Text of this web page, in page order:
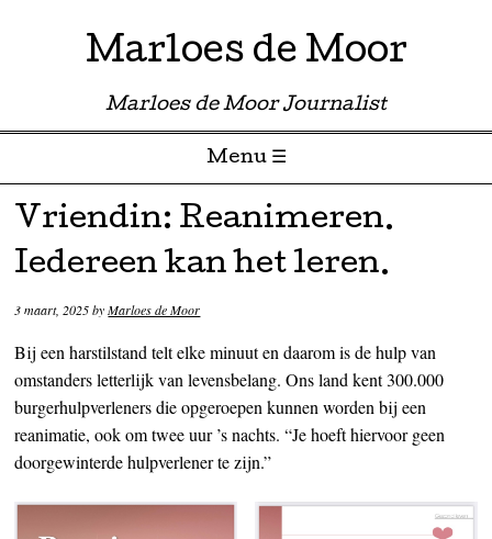
Marloes de Moor
Marloes de Moor Journalist
Menu ☰
Skip to content
Vriendin: Reanimeren.
Iedereen kan het leren.
3 maart, 2025byMarloes de Moor
Bij een harstilstand telt elke minuut en daarom is de hulp van
omstanders letterlijk van levensbelang. Ons land kent 300.000
burgerhulpverleners die opgeroepen kunnen worden bij een
reanimatie, ook om twee uur ’s nachts. “Je hoeft hiervoor geen
doorgewinterde hulpverlener te zijn.”